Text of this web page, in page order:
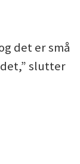
det er små
slutter